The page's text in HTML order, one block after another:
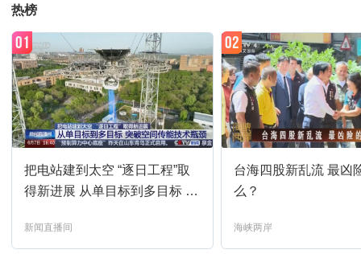
04:00 预约
04:34 军情时间到 预约
05:00 新闻直播间 预约
06:00
07:00 新闻直播间
热榜
把电站建到太空 “逐日工程”取
得新进展 从单目标到多目标 突
新闻直播间
01
台海四股新乱流 最凶
么？
海峡两岸
02